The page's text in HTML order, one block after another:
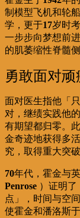
制模型飞机和轮船
学，更于17岁时
一步步向梦想前
的肌萎缩性脊髓
勇敢面对
面对医生指他「
对，继绩实践他
有期望都归零。
金奇迹地获得多活
究，取得重大突破
70年代，霍金与
Penrose ）证明
点」，时间与空
使霍金和潘洛斯于